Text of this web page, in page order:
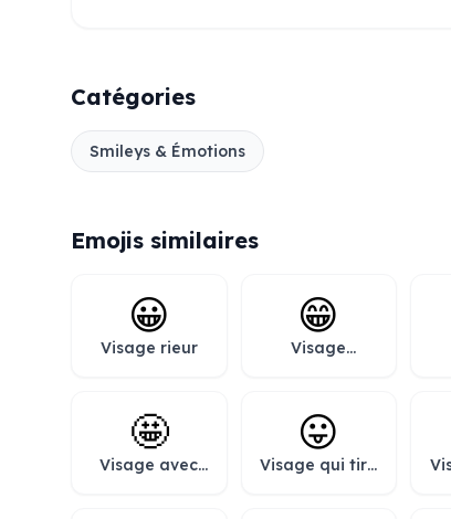
Catégories
Smileys & Émotions
Emojis similaires
😀
Visage rieur
😁
Visage
🤩
Visage avec
😛
Visage qui tire